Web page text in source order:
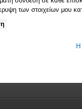
των στοιχείων μου
Η